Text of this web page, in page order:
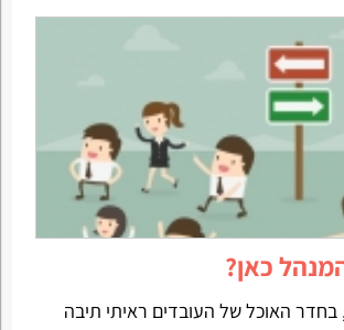
כאן?
האוכל של העובדים ראיתי תיבה